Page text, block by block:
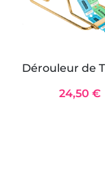
Dérouleur de
24,50 €